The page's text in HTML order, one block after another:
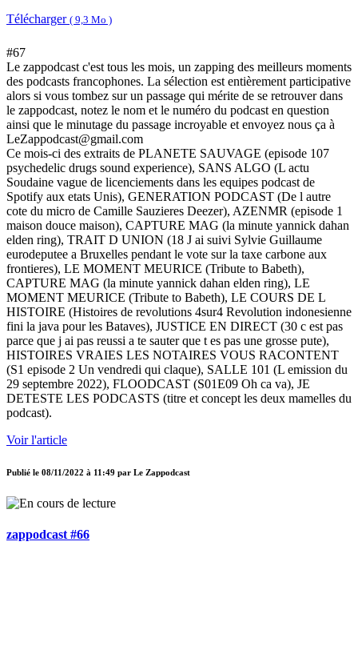
Télécharger ( 9,3 Mo )
#67
Le zappodcast c'est tous les mois, un zapping des meilleurs moments
des podcasts francophones. La sélection est entièrement participative
alors si vous tombez sur un passage qui mérite de se retrouver dans
le zappodcast, notez le nom et le numéro du podcast en question
ainsi que le minutage du passage incroyable et envoyez nous ça à
LeZappodcast@gmail.com
Ce mois-ci des extraits de PLANETE SAUVAGE (episode 107
psychedelic drugs sound experience), SANS ALGO (L actu
Soudaine vague de licenciements dans les equipes podcast de
Spotify aux etats Unis), GENERATION PODCAST (De l autre
cote du micro de Camille Sauzieres Deezer), AZENMR (episode 1
maison douce maison), CAPTURE MAG (la minute yannick dahan
elden ring), TRAIT D UNION (18 J ai suivi Sylvie Guillaume
eurodeputee a Bruxelles pendant le vote sur la taxe carbone aux
frontieres), LE MOMENT MEURICE (Tribute to Babeth),
CAPTURE MAG (la minute yannick dahan elden ring), LE
MOMENT MEURICE (Tribute to Babeth), LE COURS DE L
HISTOIRE (Histoires de revolutions 4sur4 Revolution indonesienne
fini la java pour les Bataves), JUSTICE EN DIRECT (30 c est pas
parce que j ai pas reussi a te sauter que t es pas une grosse pute),
HISTOIRES VRAIES LES NOTAIRES VOUS RACONTENT
(S1 episode 2 Un vendredi qui claque), SALLE 101 (L emission du
29 septembre 2022), FLOODCAST (S01E09 Oh ca va), JE
DETESTE LES PODCASTS (titre et concept les deux mamelles du
podcast).
Voir l'article
Publié le 08/11/2022 à 11:49 par Le Zappodcast
zappodcast #66